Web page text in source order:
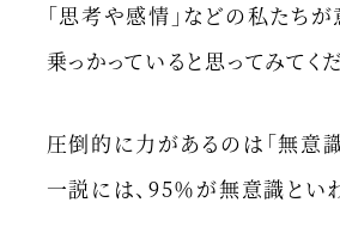
「思考や感情」などの私たち
乗っかっていると思ってみてく
圧倒的に力があるのは「無意識
一説には、95％が無意識とい